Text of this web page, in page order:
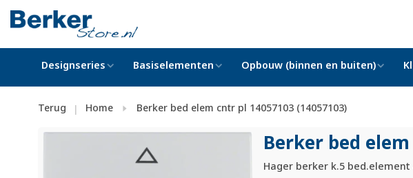
Designseries Basiselementen Opbouw (binnen en buiten)
Terug | Home Berker bed elem cntr pl 14057103 (14057103)
Berker bed
Hager berker k.5